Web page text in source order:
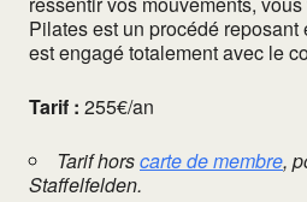
Pilates est un procédé reposant
est engagé totalement avec le
Tarif : 255€/an
Tarif horscarte de membre,
Staffelfelden.